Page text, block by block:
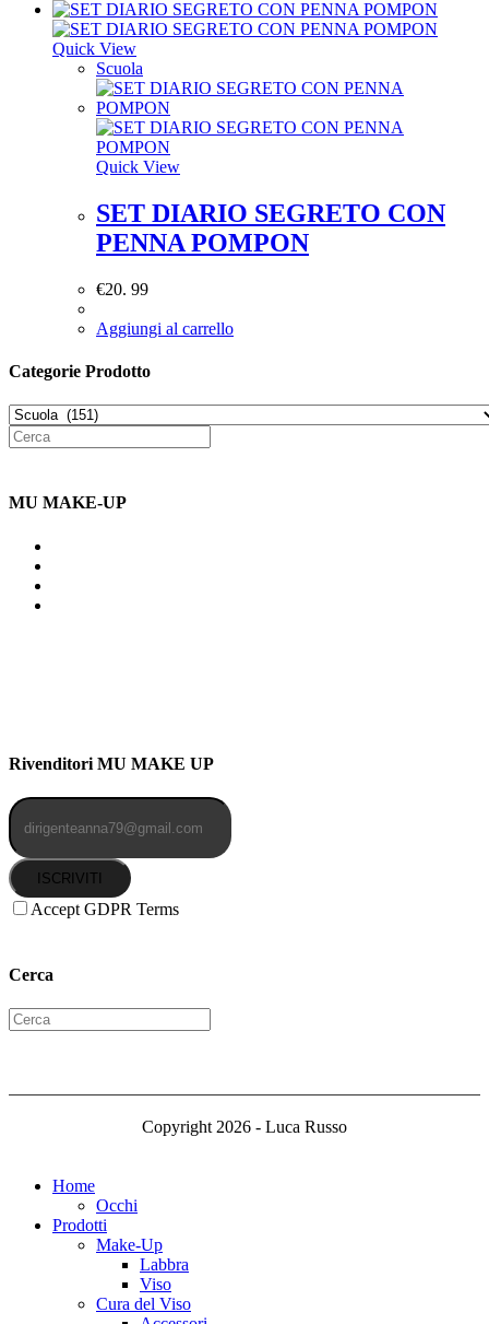
Quick View
Scuola
Quick View
SET DIARIO SEGRETO CON
PENNA POMPON
€20. 99
Aggiungi al carrello
Categorie Prodotto
MU MAKE-UP
Rivenditori MU MAKE UP
ISCRIVITI
Accept GDPR Terms
Cerca
Copyright 2026 - Luca Russo
Home
Occhi
Prodotti
Make-Up
Labbra
Viso
Cura del Viso